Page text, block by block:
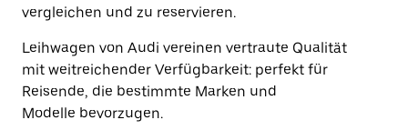
vergleichen und zu reservieren.
Leihwagen von Audi vereinen vertraute Qualität
mit weitreichender Verfügbarkeit: perfekt für
Reisende, die bestimmte Marken und
Modelle bevorzugen.